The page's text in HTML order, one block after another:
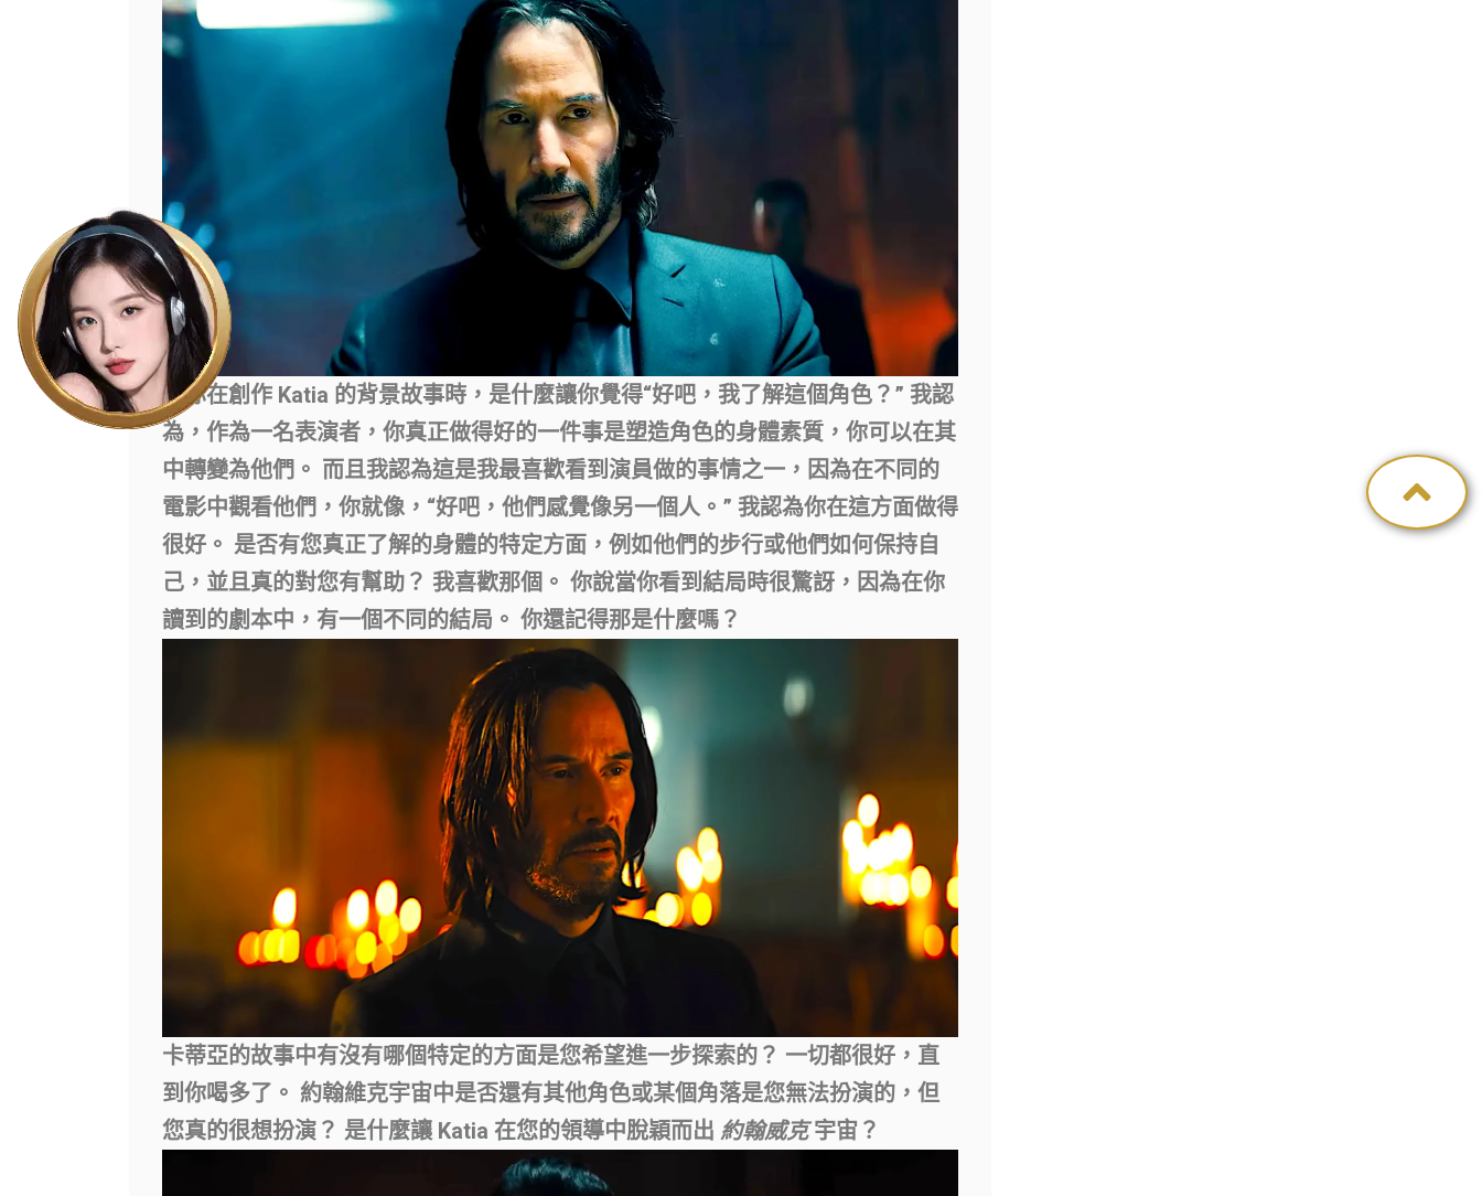
當你在創作 Katia 的背景故事時，是什麼讓你覺得“好吧，我了解這個角色？” 我認
為，作為一名表演者，你真正做得好的一件事是塑造角色的身體素質，你可以在其
中轉變為他們。 而且我認為這是我最喜歡看到演員做的事情之一，因為在不同的
電影中觀看他們，你就像，“好吧，他們感覺像另一個人。” 我認為你在這方面做得
很好。 是否有您真正了解的身體的特定方面，例如他們的步行或他們如何保持自
己，並且真的對您有幫助？ 我喜歡那個。 你說當你看到結局時很驚訝，因為在你
讀到的劇本中，有一個不同的結局。 你還記得那是什麼嗎？
卡蒂亞的故事中有沒有哪個特定的方面是您希望進一步探索的？ 一切都很好，直
到你喝多了。 約翰維克宇宙中是否還有其他角色或某個角落是您無法扮演的，但
您真的很想扮演？ 是什麼讓 Katia 在您的領導中脫穎而出 約翰威克宇宙？